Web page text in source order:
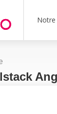
Notre